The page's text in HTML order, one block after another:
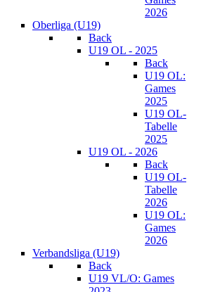
2026
Oberliga (U19)
Back
U19 OL - 2025
Back
U19 OL:
Games
2025
U19 OL-
Tabelle
2025
U19 OL - 2026
Back
U19 OL-
Tabelle
2026
U19 OL:
Games
2026
Verbandsliga (U19)
Back
U19 VL/O: Games